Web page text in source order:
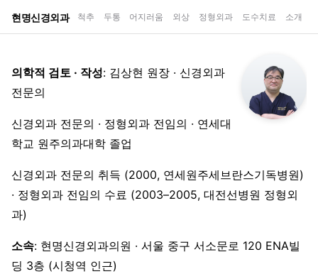
현명신경외과 척추 두통 어지러움 외상 정형외과 도수치료 소개
의학적 검토 · 작성: 김상현 원장 · 신경외과
전문의
신경외과 전문의 · 정형외과 전임의 · 연세대
학교 원주의과대학 졸업
신경외과 전문의 취득 (2000, 연세원주세브란스기독병원)
· 정형외과 전임의 수료 (2003–2005, 대전선병원 정형외
과)
소속: 현명신경외과의원 · 서울 중구 서소문로 120 ENA빌
딩 3층 (시청역 인근)